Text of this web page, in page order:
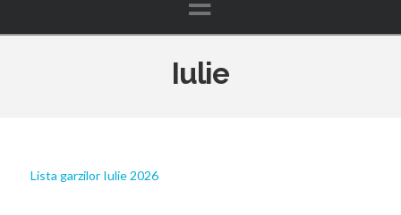
Iulie
Lista garzilor Iulie 2026